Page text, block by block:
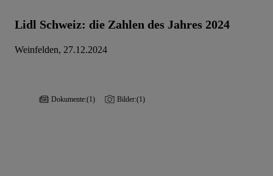
Lidl Schweiz: die Zahlen des Jahres 2024
Weinfelden, 27.12.2024
Dokumente:(1) Bilder:(1)